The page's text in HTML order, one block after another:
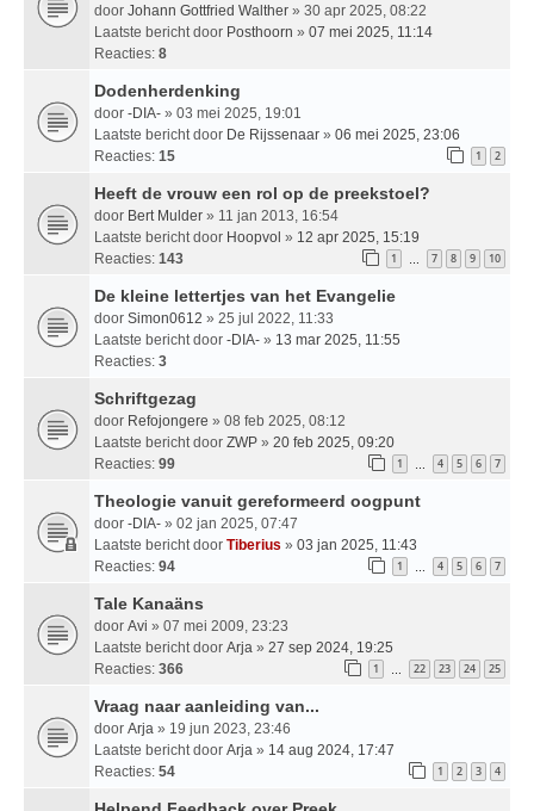
door Johann Gottfried Walther » 30 apr 2025, 08:22
Laatste bericht door Posthoorn » 07 mei 2025, 11:14
Reacties: 8
Dodenherdenking
door -DIA- » 03 mei 2025, 19:01
Laatste bericht door De Rijssenaar » 06 mei 2025, 23:06
Reacties: 15 1 2
Heeft de vrouw een rol op de preekstoel?
door Bert Mulder » 11 jan 2013, 16:54
Laatste bericht door Hoopvol » 12 apr 2025, 15:19
Reacties: 143 1 … 7 8 9 10
De kleine lettertjes van het Evangelie
door Simon0612 » 25 jul 2022, 11:33
Laatste bericht door -DIA- » 13 mar 2025, 11:55
Reacties: 3
Schriftgezag
door Refojongere » 08 feb 2025, 08:12
Laatste bericht door ZWP » 20 feb 2025, 09:20
Reacties: 99 1 … 4 5 6 7
Theologie vanuit gereformeerd oogpunt
door -DIA- » 02 jan 2025, 07:47
Laatste bericht door Tiberius » 03 jan 2025, 11:43
Reacties: 94 1 … 4 5 6 7
Tale Kanaäns
door Avi » 07 mei 2009, 23:23
Laatste bericht door Arja » 27 sep 2024, 19:25
Reacties: 366 1 … 22 23 24 25
Vraag naar aanleiding van...
door Arja » 19 jun 2023, 23:46
Laatste bericht door Arja » 14 aug 2024, 17:47
Reacties: 54 1 2 3 4